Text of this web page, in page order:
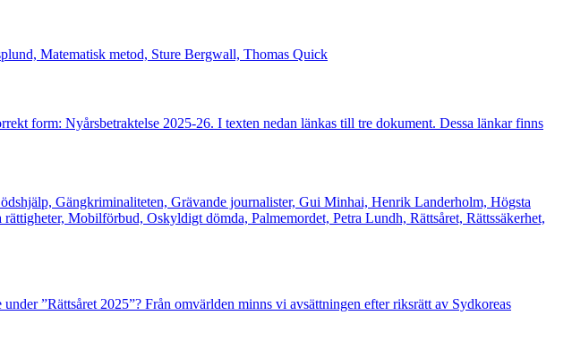
Matematisk metod, Sture Bergwall, Thomas Quick
form: Nyårsbetraktelse 2025-26. I texten nedan länkas till tre dokument. Dessa länkar finns
Gängkriminaliteten, Grävande journalister, Gui Minhai, Henrik Landerholm, Högsta
Mobilförbud, Oskyldigt dömda, Palmemordet, Petra Lundh, Rättsåret, Rättssäkerhet,
”Rättsåret 2025”? Från omvärlden minns vi avsättningen efter riksrätt av Sydkoreas